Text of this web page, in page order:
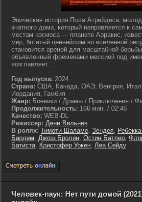
Эпическая история Пола Атрейдеса,
знатного дома, который направляется к
местам космоса — планете Арракис,
мир, богатый ценнейшим во вселенной
становится ареной для масштабной
объявленный фременами мессией под
возглавляет...
Год выпуска: 2024
Страна: США, Канада, ОАЭ, Венгрия,
Иордания, Гамбия
Жанр: Боевики / Драмы / Приключения /
Продолжительность: 166 мин. / 02:46
Качество: WEB-DL
Режиссер: Дени Вильнёв
В ролях: Тимоти Шаламе, Зендея,
Бардем, Джош Бролин, Остин Батлер,
Батиста, Кристофер Уокен, Леа Сейду
Человек-паук: Нет пути домой